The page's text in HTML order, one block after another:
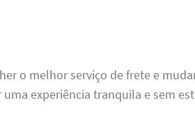
o melhor serviço de frete e
experiência tranquila e sem